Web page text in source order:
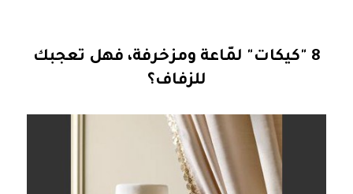
8 "كيكات" لمّاعة ومزخرفة، فهل تعجبك
للزفاف؟